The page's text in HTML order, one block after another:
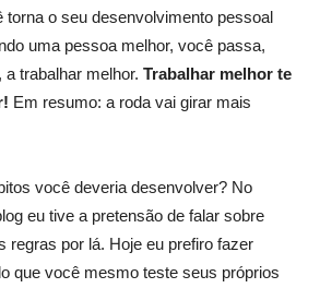
torna o seu desenvolvimento pessoal
uma pessoa melhor, você passa,
trabalhar melhor. Trabalhar melhor te
Em resumo: a roda vai girar mais
você deveria desenvolver? No
eu tive a pretensão de falar sobre
regras por lá. Hoje eu prefiro fazer
que você mesmo teste seus próprios